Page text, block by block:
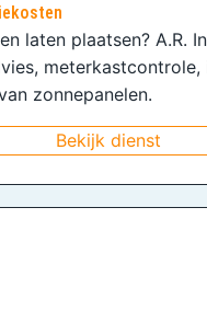
laten plaatsen? A.R.
meterkastcontrole,
zonnepanelen.
Bekijk dienst